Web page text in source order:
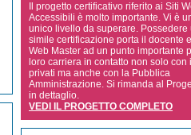
Il progetto certificativo riferito ai Siti
Accessibili è molto importante. Vi è
unico livello da superare. Possedere
simile certificazione porta il docente
Web Master ad un punto importante
loro carriera in contatto non solo con i
privati ma anche con la Pubblica
Amministrazione. Si rimanda al
in dettaglio.
VEDI IL PROGETTO COMPLETO